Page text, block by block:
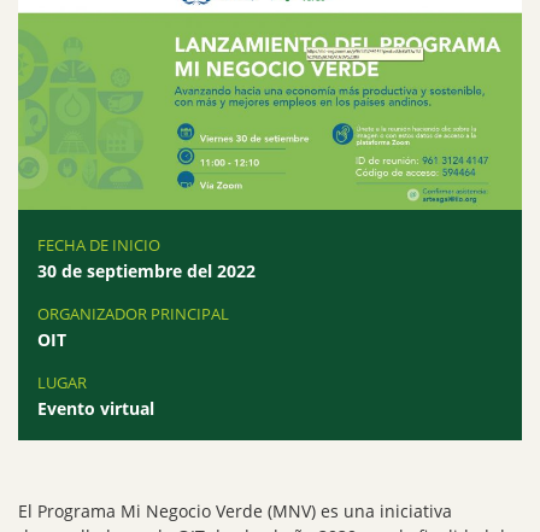
FECHA DE INICIO
30 de septiembre del 2022
ORGANIZADOR PRINCIPAL
OIT
LUGAR
Evento virtual
El Programa Mi Negocio Verde (MNV) es una iniciativa